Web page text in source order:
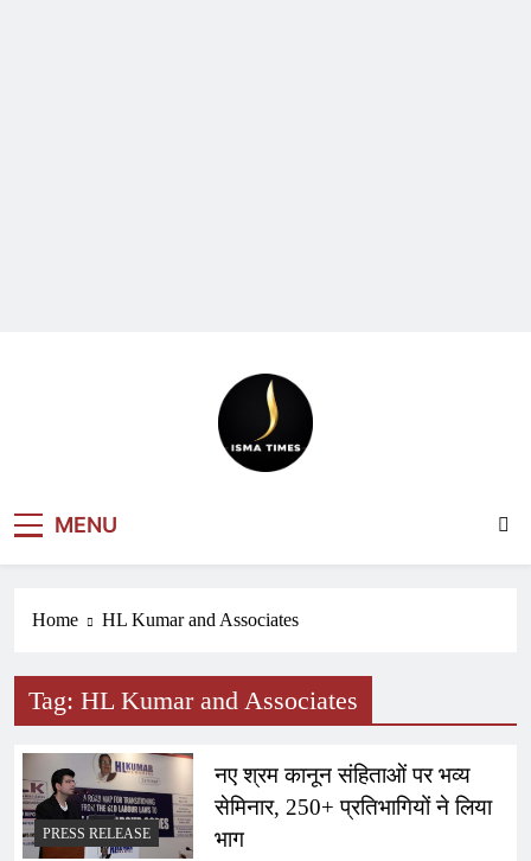
MENU
Home HL Kumar and Associates
Tag: HL Kumar and Associates
PRESS RELEASE
नए श्रम कानून संहिताओं पर भव्य
सेमिनार, 250+ प्रतिभागियों ने लिया
भाग